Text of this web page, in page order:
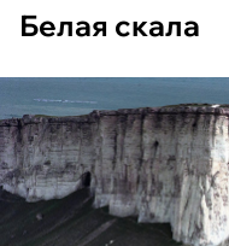
Белая скала